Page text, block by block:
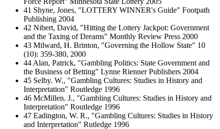
41 Shyne, Jones, "LOTTERY WINNER's Guide" Footpath
Publishing 2004
42 Nibert, David, "Hitting the Lottery Jackpot: Government
and the Taxing of Dreams" Monthly Review Press 2000
43 Milward, H. Brinton, "Governing the Hollow State" 10
(10): 359-380, 2000
44 Alan, Patrick, "Gambling Politics: State Government and
the Business of Betting" Lynne Rienner Publishers 2004
45 Selby. W., "Gambling Cultures: Studies in History and
Interpretation" Routledge 1996
46 McMillen. J., "Gambling Cultures: Studies in History and
Interpretation" Routledge 1996
47 Eadington, W. R., "Gambling Cultures: Studies in History
and Interpretation" Rutledge 1996